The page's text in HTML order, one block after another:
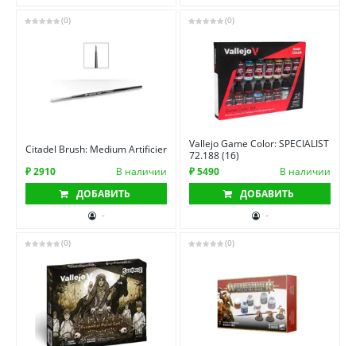
(0)
Citadel Brush: Medium Artificier
₽ 2910
В наличии
ДОБАВИТЬ
-
(0)
Vallejo Game Color: SPECIALIST
72.188 (16)
₽ 5490
В наличии
ДОБАВИТЬ
-
(0) (0)